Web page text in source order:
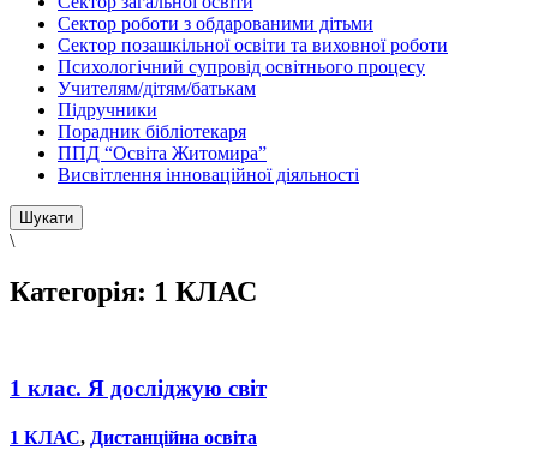
Сектор роботи з обдарованими дітьми
Сектор позашкільної освіти та виховної роботи
Психологічний супровід освітнього процесу
Учителям/дітям/батькам
Підручники
Порадник бібліотекаря
ППД “Освіта Житомира”
Висвітлення інноваційної діяльності
\
Категорія: 1 КЛАС
1 клас. Я досліджую світ
1 КЛАС, Дистанційна освіта